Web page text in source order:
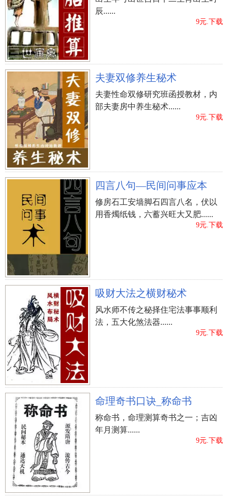
辰......
9元.下载
夫妻双修养生秘术
夫妻性命双修研究班函授教材，内
部夫妻房中养生秘术......
9元.下载
四言八句—民间问事应本
修房石工安墙脚石四言八名，伏以
用香燭纸钱，六蓄兴旺大又肥......
9元.下载
吸财大法之横财秘术
风水师不传之秘择住宅法事事顺利
法，五大化煞法器......
9元.下载
命理奇书口诀_称命书
称命书，命理测算奇书之一；吉凶
年月测算......
9元.下载